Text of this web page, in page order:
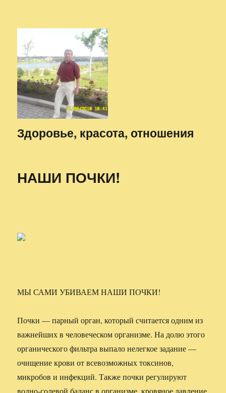
Здоровье, красота, отношения
НАШИ ПОЧКИ!
МЫ САМИ УБИВАЕМ НАШИ ПОЧКИ!
Почки — парный орган, который считается одним из
важнейших в человеческом организме. На долю этого
органического фильтра выпало нелегкое задание —
очищение крови от всевозможных токсинов,
микробов и инфекций. Также почки регулируют
водно-солевой баланс в организме, кровяное давление